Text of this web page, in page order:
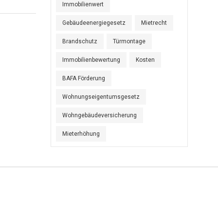
Immobilienwert
Gebäudeenergiegesetz Mietrecht
Brandschutz Türmontage
Immobilienbewertung Kosten
BAFA Förderung
Wohnungseigentumsgesetz
Wohngebäudeversicherung
Mieterhöhung